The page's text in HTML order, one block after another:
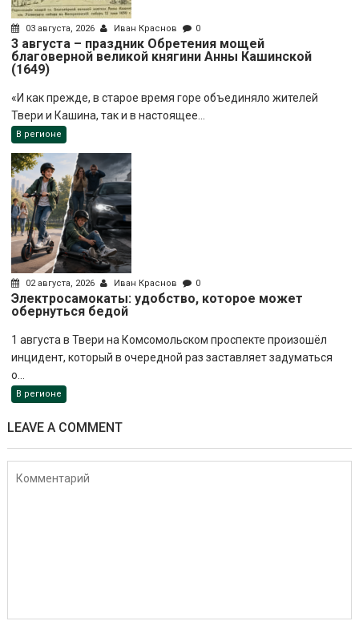
03 августа, 2026 Иван Краснов 0
3 августа – праздник Обретения мощей
благоверной великой княгини Анны Кашинской
(1649)
«И как прежде, в старое время горе объединяло жителей
Твери и Кашина, так и в настоящее...
В регионе
02 августа, 2026 Иван Краснов 0
Электросамокаты: удобство, которое может
обернуться бедой
1 августа в Твери на Комсомольском проспекте произошёл
инцидент, который в очередной раз заставляет задуматься
о...
В регионе
LEAVE A COMMENT